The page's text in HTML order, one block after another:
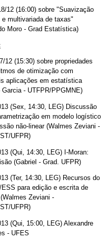
12 (16:00) sobre "Suavização
e multivariada de taxas"
Moro - Grad Estatística)
12 (15:30) sobre propriedades
de otimização com
aplicações em estatística
Garcia - UTFPR/PPGMNE)
(Sex, 14:30, LEG) Discussão
em modelo logístico
não-linear (Walmes Zeviani -
UFPR)
(Qui, 14:30, LEG) I-Moran:
(Gabriel - Grad. UFPR)
(Ter, 14:30, LEG) Recursos do
ESS para edição e escrita de
Zeviani -
UFPR)
(Qui, 15:00, LEG) Alexandre
- UFES